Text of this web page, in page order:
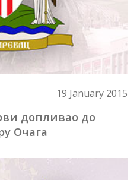
19 January 2015
допливао до
Очага